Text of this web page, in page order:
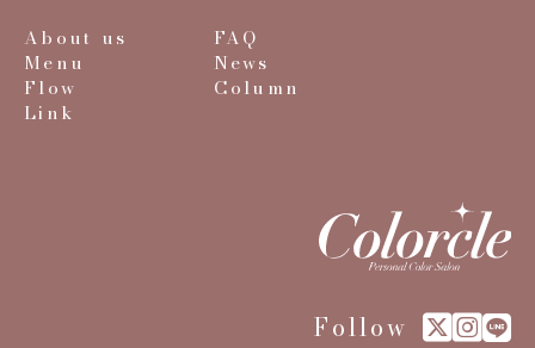
About us
Menu
Flow
Link
FAQ
News
Column
Follow